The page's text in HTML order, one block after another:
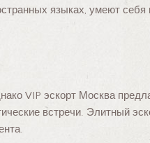
языках, умеют себя
VIP эскорт Москва
встречи. Элитный